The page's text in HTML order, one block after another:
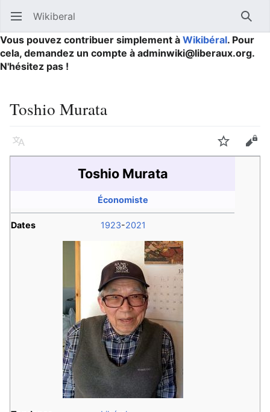
Ouvrir le menu principal Wikiberal
Vous pouvez contribuer simplement à Wikibéral. Pour
cela, demandez un compte à adminwiki@liberaux.org.
N'hésitez pas !
Toshio Murata
Langue Suivre
Toshio Murata
Économiste
Dates 1923-2021